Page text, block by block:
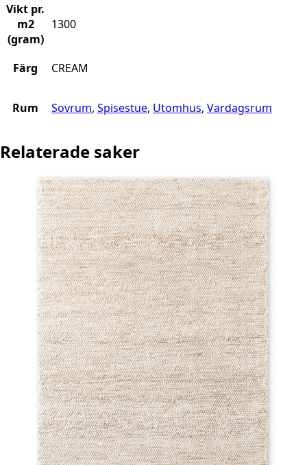
Vikt pr.
m2
(gram)
1300
Färg CREAM
Rum Sovrum, Spisestue, Utomhus, Vardagsrum
Relaterade saker